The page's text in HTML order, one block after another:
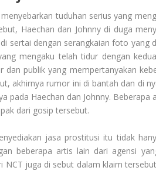
tuduhan serius yang
Haechan dan Johnny di duga
di sertai dengan serangkaian foto
mengaku telah tidur dengan
dan publik yang mempertanyakan
akhirnya rumor ini di bantah dan di
pada Haechan dan Johnny.
dari gosip tersebut.
jasa prostitusi itu tidak
beberapa artis lain dari agensi
NCT juga di sebut dalam klaim